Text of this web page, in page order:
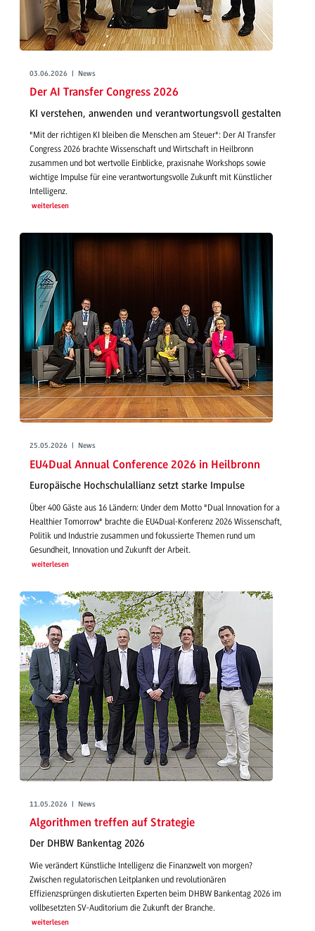
03.06.2026 | News
Der AI Transfer Congress 2026
KI verstehen, anwenden und verantwortungsvoll gestalten
"Mit der richtigen KI bleiben die Menschen am Steuer": Der AI Transfer
Congress 2026 brachte Wissenschaft und Wirtschaft in Heilbronn
zusammen und bot wertvolle Einblicke, praxisnahe Workshops sowie
wichtige Impulse für eine verantwortungsvolle Zukunft mit Künstlicher
Intelligenz.
weiterlesen
25.05.2026 | News
EU4Dual Annual Conference 2026 in Heilbronn
Europäische Hochschulallianz setzt starke Impulse
Über 400 Gäste aus 16 Ländern: Under dem Motto "Dual Innovation for a
Healthier Tomorrow" brachte die EU4Dual-Konferenz 2026 Wissenschaft,
Politik und Industrie zusammen und fokussierte Themen rund um
Gesundheit, Innovation und Zukunft der Arbeit.
weiterlesen
11.05.2026 | News
Algorithmen treffen auf Strategie
Der DHBW Bankentag 2026
Wie verändert Künstliche Intelligenz die Finanzwelt von morgen?
Zwischen regulatorischen Leitplanken und revolutionären
Effizienzsprüngen diskutierten Experten beim DHBW Bankentag 2026 im
vollbesetzten SV-Auditorium die Zukunft der Branche.
weiterlesen